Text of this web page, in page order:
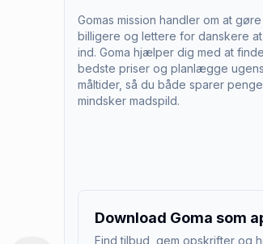
Gomas mission handler om at
billigere og lettere for danskere
ind. Goma hjælper dig med at
bedste priser og planlægge ugens
måltider, så du både sparer
mindsker madspild.
Download Goma som
Find tilbud, gem opskrifter og